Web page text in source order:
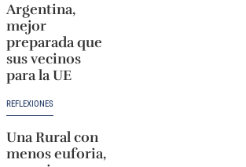
Argentina,
mejor
preparada que
sus vecinos
para la UE
REFLEXIONES
Una Rural con
menos euforia,